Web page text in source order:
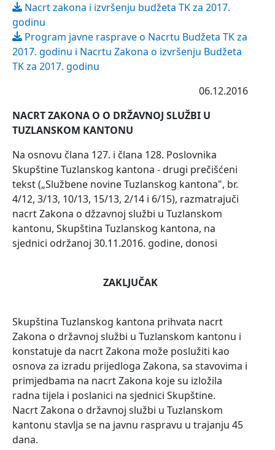
Nacrt zakona i izvršenju budžeta TK za 2017.
godinu
Program javne rasprave o Nacrtu Budžeta TK za
2017. godinu i Nacrtu Zakona o izvršenju Budžeta
TK za 2017. godinu
06.12.2016
NACRT ZAKONA O O DRŽAVNOJ SLUŽBI U
TUZLANSKOM KANTONU
Na osnovu člana 127. i člana 128. Poslovnika
Skupštine Tuzlanskog kantona - drugi prečišćeni
tekst („Službene novine Tuzlanskog kantona", br.
4/12, 3/13, 10/13, 15/13, 2/14 i 6/15), razmatrajuči
nacrt Zakona o džzavnoj službi u Tuzlanskom
kantonu, Skupština Tuzlanskog kantona, na
sjednici održanoj 30.11.2016. godine, donosi
ZAKLJUČAK
Skupština Tuzlanskog kantona prihvata nacrt
Zakona o državnoj službi u Tuzlanskom kantonu i
konstatuje da nacrt Zakona može poslužiti kao
osnova za izradu prijedloga Zakona, sa stavovima i
primjedbama na nacrt Zakona koje su izložila
radna tijela i poslanici na sjednici Skupštine.
Nacrt Zakona o državnoj službi u Tuzlanskom
kantonu stavlja se na javnu raspravu u trajanju 45
dana.